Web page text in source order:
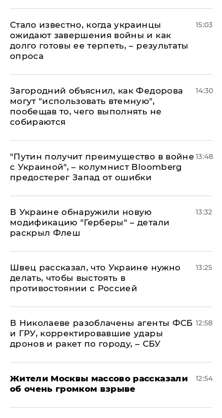
Стало известно, когда украинцы
ожидают завершения войны и как
долго готовы ее терпеть, – результаты
опроса
15:03
Загородний объяснил, как Федорова
могут "использовать втемную",
пообещав то, чего выполнять не
собираются
14:30
"Путин получит преимущество в войне
с Украиной", – колумнист Bloomberg
предостерег Запад от ошибки
13:48
В Украине обнаружили новую
модификацию "Герберы" – детали
раскрыл Флеш
13:32
Швец рассказал, что Украине нужно
делать, чтобы выстоять в
противостоянии с Россией
13:25
В Николаеве разоблачены агенты ФСБ
и ГРУ, корректировавшие удары
дронов и ракет по городу, – СБУ
12:58
Жители Москвы массово рассказали
об очень громком взрыве
12:54